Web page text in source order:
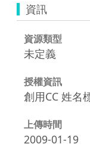
資訊
資源類型
未定義
授權資訊
創用CC 姓名
上傳時間
2009-01-19